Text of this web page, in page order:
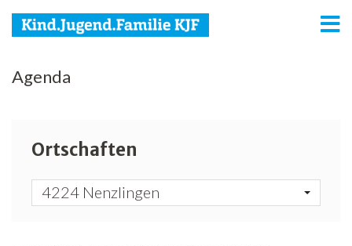
KJF
Media
Agenda
Ortschaften
4224 Nenzlingen